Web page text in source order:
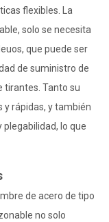
flexibles. La
solo se necesita
que puede ser
de suministro de
tirantes. Tanto su
y rápidas, y también
lo que
de acero de tipo
no solo